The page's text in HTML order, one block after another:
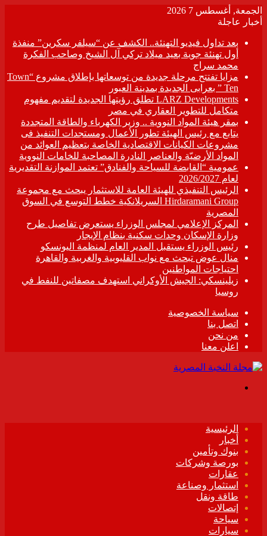
الجمعة, أغسطس 7 2026
أخبار عاجلة
بعد تداول فيديو التهنئة.. الكشف عن “سيلفر سكرين” منفذة
أول تهنئة جوية بعيد ميلاد تركي آل الشيخ وصاحب الفكرة
محمد سراج
مزايا تفتتح مرحلة جديدة من توسعاتها بإطلاق مشروع “Town
Ten ” بعرابى الجديدة بمدينة العبور
LARZ Developments تطلق رؤيتها الجديدة لتقديم مفهوم
متكامل للتطوير العقاري في مصر
بمقر هيئة المواد النووية .. وزير الكهرباء والطاقة المتجددة
يتابع مع رئيس الهيئة تطور الأعمال ومستجدات التنفيذ فى
مشروعات الكيانات الاقتصادية الخاصة بتعظيم العوائد من
المواد الأرضيّة والعناصر النادرة المصاحبة للخامات النووية
عمومية “القابضة للسياحة والفنادق” تعتمد الموازنة التقديرية
لعام 2026/2027
الرئيس التنفيذي للهيئة العامة للاستثمار يبحث مع مجموعة
Hirdaramani Group السريلانكية خطط التوسع في السوق
المصرية
المركز الإعلامي لمجلس الوزراء يستعرض تفاصيل طرح
وزارة الإسكان وحدات سكنية بنظام الإيجار
رئيس الوزراء يستقبل المدير العام لمنظمة اليونسكو
منال عوض تبحث مع نواب القليوبية والغربية والقاهرة
احتياجات المواطنين
زيلينسكي: الجيش الأوكراني استهدف مصفاتين للنفط في
روسيا
سياسة الخصوصية
اتصل بنا
من نحن
اعلن معنا
الرئيسية
أخبار
بنوك وتأمين
بورصة وشركات
عقارات
استثمار وصناعة
طاقة ونقل
إتصالات
سياحة
سيارات